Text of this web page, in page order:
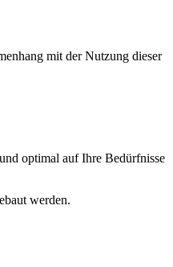
mit der Nutzung dieser
optimal auf Ihre Bedürfnisse
werden.